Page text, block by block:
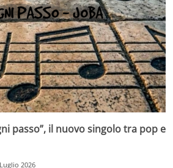
passo”, il nuovo singolo tra pop e
2026